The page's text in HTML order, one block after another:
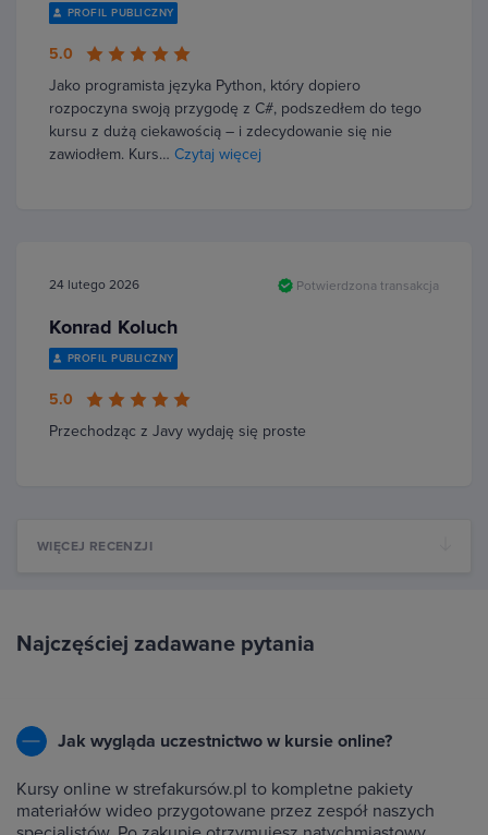
PROFIL PUBLICZNY
5.0
Jako programista języka Python, który dopiero
rozpoczyna swoją przygodę z C#, podszedłem do tego
kursu z dużą ciekawością – i zdecydowanie się nie
zawiodłem. Kurs… Czytaj więcej
24 lutego 2026 Potwierdzona transakcja
Konrad Koluch
PROFIL PUBLICZNY
5.0
Przechodząc z Javy wydaję się proste
WIĘCEJ RECENZJI
Najczęściej zadawane pytania
Jak wygląda uczestnictwo w kursie online?
Kursy online w strefakursów.pl to kompletne pakiety
materiałów wideo przygotowane przez zespół naszych